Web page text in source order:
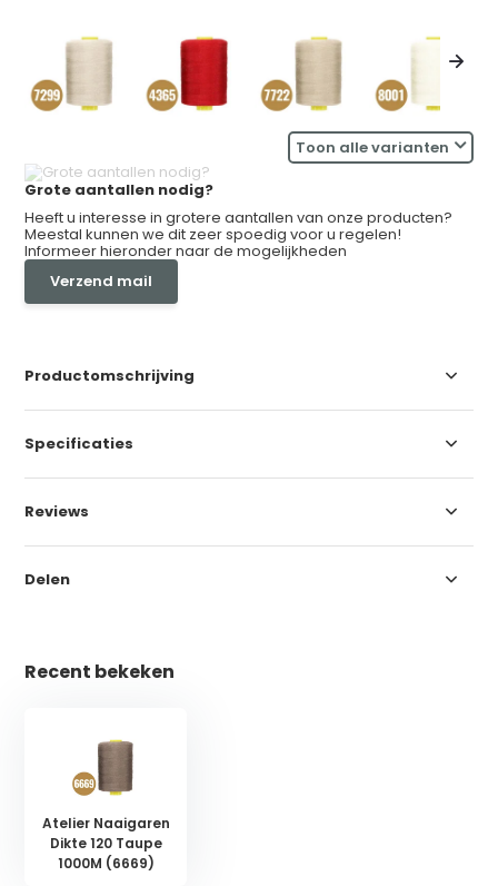
Toon alle varianten
Grote aantallen nodig?
Heeft u interesse in grotere aantallen van onze producten?
Meestal kunnen we dit zeer spoedig voor u regelen!
Informeer hieronder naar de mogelijkheden
Verzend mail
Productomschrijving
Specificaties
Reviews
Delen
Recent bekeken
Atelier Naaigaren
Dikte 120 Taupe
1000M (6669)